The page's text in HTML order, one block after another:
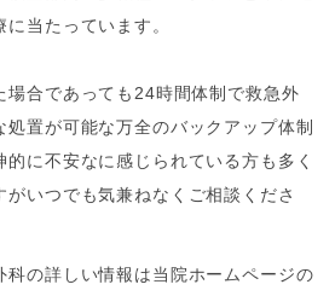
当たっています。
場合であっても24時間体制で救急外
置が可能な万全のバックアップ体制
に不安なに感じられている方も多く
がいつでも気兼ねなくご相談くださ
の詳しい情報は当院ホームページの